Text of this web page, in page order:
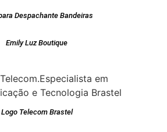
Despachante Bandeiras
Emily Luz Boutique
Logo Telecom Brastel